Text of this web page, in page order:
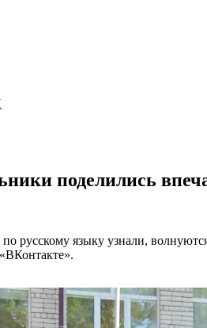
поделились
русскому языку узнали,